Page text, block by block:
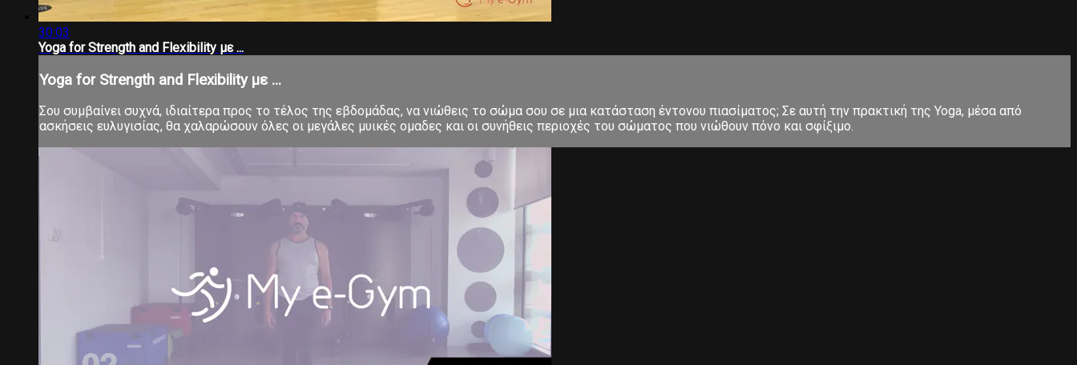
30:03
Yoga for Strength and Flexibility με ...
Yoga for Strength and Flexibility με ...
Σου συμβαίνει συχνά, ιδιαίτερα προς το τέλος της εβδομάδας, να νιώθεις το σώμα σου σε μια κατάσταση έντονου πιασίματος; Σε αυτή την πρακτική της Yoga, μέσα από
ασκήσεις ευλυγισίας, θα χαλαρώσουν όλες οι μεγάλες μυικές ομαδες και οι συνήθεις περιοχές του σώματος που νιώθουν πόνο και σφίξιμο.